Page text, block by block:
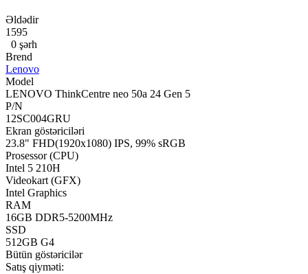
Əldədir
1595
0 şərh
Brend
Lenovo
Model
LENOVO ThinkCentre neo 50a 24 Gen 5
P/N
12SC004GRU
Ekran göstəriciləri
23.8" FHD(1920x1080) IPS, 99% sRGB
Prosessor (CPU)
Intel 5 210H
Videokart (GFX)
Intel Graphics
RAM
16GB DDR5-5200MHz
SSD
512GB G4
Bütün göstəricilər
Satış qiyməti: